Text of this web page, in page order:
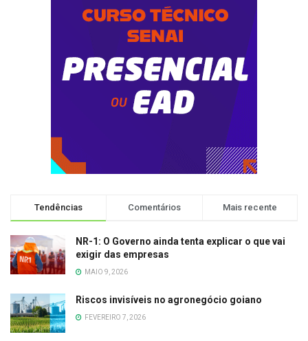
Tendências Comentários Mais recente
NR-1: O Governo ainda tenta explicar o que vai
exigir das empresas
MAIO 9, 2026
Riscos invisíveis no agronegócio goiano
FEVEREIRO 7, 2026